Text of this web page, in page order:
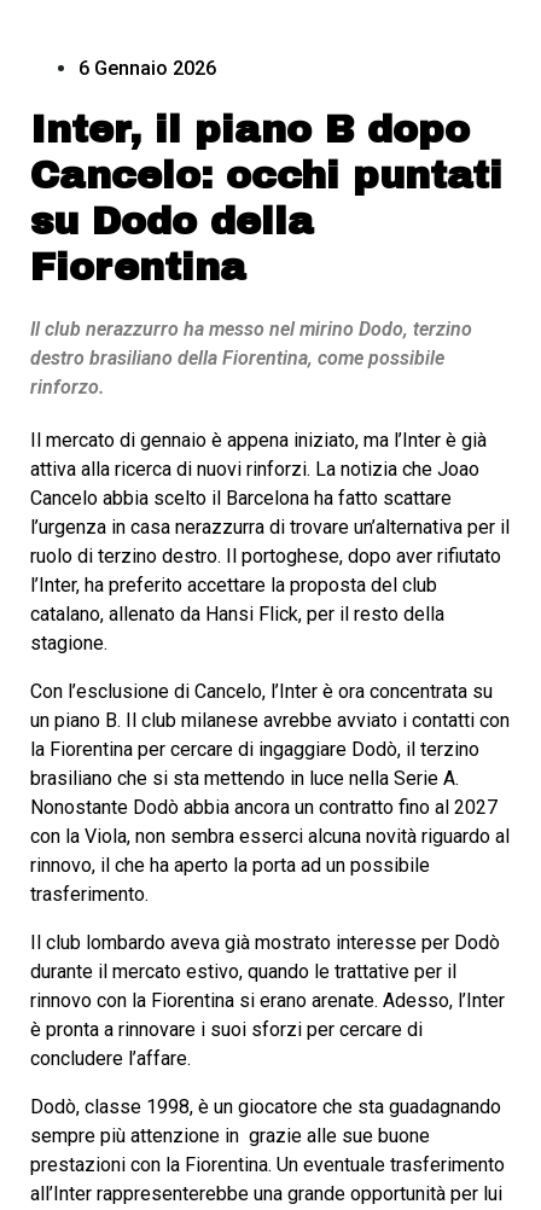
6 Gennaio 2026
Inter, il piano B dopo
Cancelo: occhi puntati
su Dodo della
Fiorentina
Il club nerazzurro ha messo nel mirino Dodo, terzino
destro brasiliano della Fiorentina, come possibile
rinforzo.
Il mercato di gennaio è appena iniziato, ma l’Inter è già
attiva alla ricerca di nuovi rinforzi. La notizia che Joao
Cancelo abbia scelto il Barcelona ha fatto scattare
l’urgenza in casa nerazzurra di trovare un’alternativa per il
ruolo di terzino destro. Il portoghese, dopo aver rifiutato
l’Inter, ha preferito accettare la proposta del club
catalano, allenato da Hansi Flick, per il resto della
stagione.
Con l’esclusione di Cancelo, l’Inter è ora concentrata su
un piano B. Il club milanese avrebbe avviato i contatti con
la Fiorentina per cercare di ingaggiare Dodò, il terzino
brasiliano che si sta mettendo in luce nella Serie A.
Nonostante Dodò abbia ancora un contratto fino al 2027
con la Viola, non sembra esserci alcuna novità riguardo al
rinnovo, il che ha aperto la porta ad un possibile
trasferimento.
Il club lombardo aveva già mostrato interesse per Dodò
durante il mercato estivo, quando le trattative per il
rinnovo con la Fiorentina si erano arenate. Adesso, l’Inter
è pronta a rinnovare i suoi sforzi per cercare di
concludere l’affare.
Dodò, classe 1998, è un giocatore che sta guadagnando
sempre più attenzione in grazie alle sue buone
prestazioni con la Fiorentina. Un eventuale trasferimento
all’Inter rappresenterebbe una grande opportunità per lui